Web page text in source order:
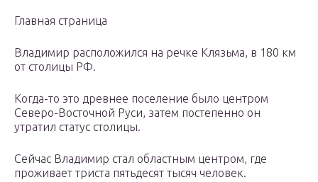
Главная страница
Владимир расположился на речке Клязьма, в 180 км
от столицы РФ.
Когда-то это древнее поселение было центром
Северо-Восточной Руси, затем постепенно он
утратил статус столицы.
Сейчас Владимир стал областным центром, где
проживает триста пятьдесят тысяч человек.